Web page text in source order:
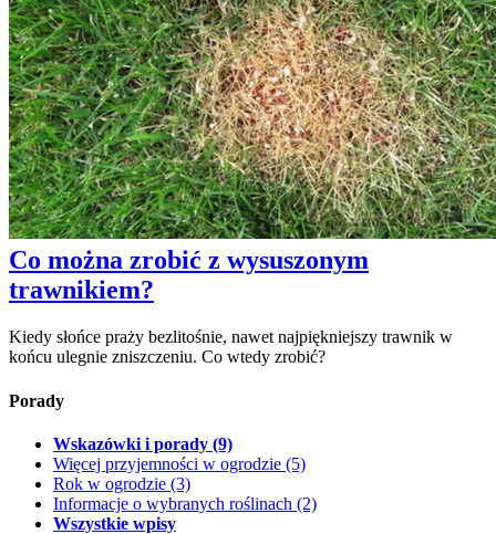
Co można zrobić z wysuszonym
trawnikiem?
Kiedy słońce praży bezlitośnie, nawet najpiękniejszy trawnik w
końcu ulegnie zniszczeniu. Co wtedy zrobić?
Porady
Wskazówki i porady (9)
Więcej przyjemności w ogrodzie (5)
Rok w ogrodzie (3)
Informacje o wybranych roślinach (2)
Wszystkie wpisy